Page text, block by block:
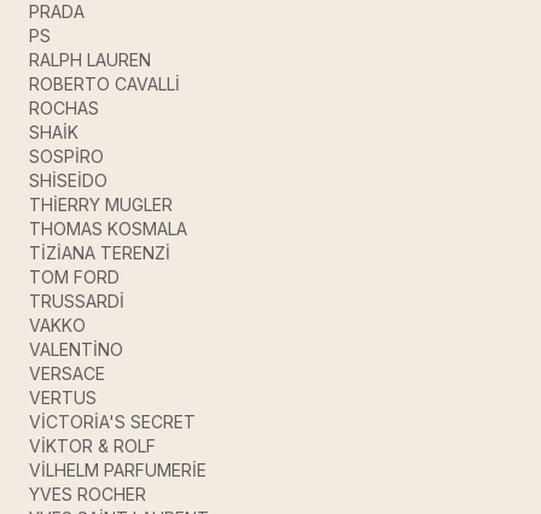
PRADA
PS
RALPH LAUREN
ROBERTO CAVALLİ
ROCHAS
SHAİK
SOSPİRO
SHİSEİDO
THİERRY MUGLER
THOMAS KOSMALA
TİZİANA TERENZİ
TOM FORD
TRUSSARDİ
VAKKO
VALENTİNO
VERSACE
VERTUS
VİCTORİA'S SECRET
VİKTOR & ROLF
VİLHELM PARFUMERİE
YVES ROCHER